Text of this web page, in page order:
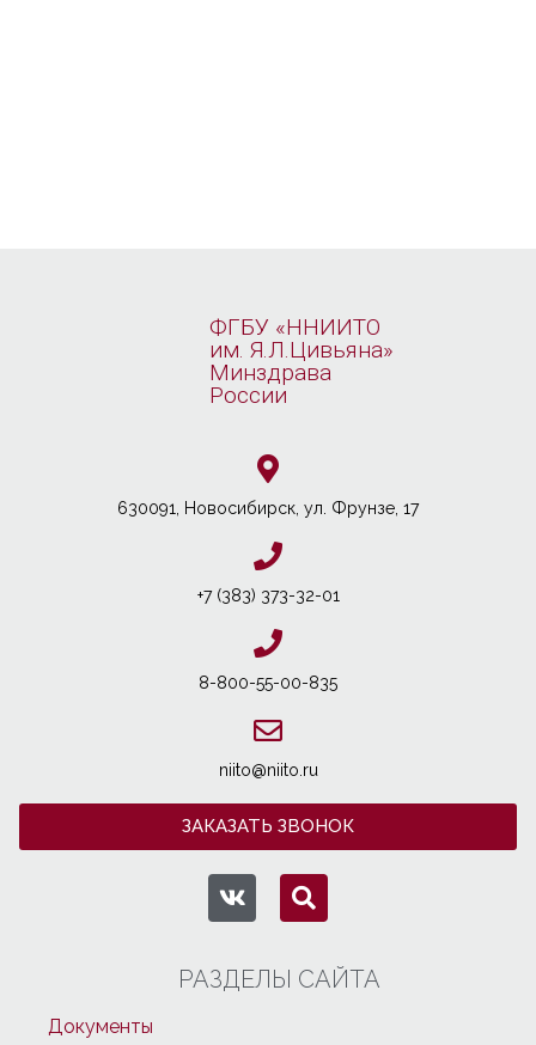
ФГБУ «ННИИТО
им. Я.Л.Цивьяна»
Минздрава
России
630091, Новосибирcк, ул. Фрунзе, 17
+7 (383) 373-32-01
8-800-55-00-835
niito@niito.ru
ЗАКАЗАТЬ ЗВОНОК
РАЗДЕЛЫ САЙТА
Документы